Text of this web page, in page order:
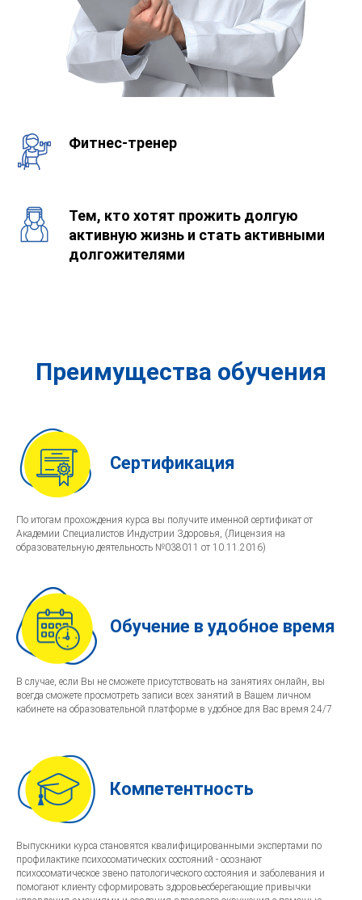
Фитнес-тренер
Тем, кто хотят прожить долгую
активную жизнь и стать активными
долгожителями
Преимущества обучения
Сертификация
По итогам прохождения курса вы получите именной сертификат от
Академии Специалистов Индустрии Здоровья, (Лицензия на
образовательную деятельность №038011 от 10.11.2016)
Обучение в удобное время
В случае, если Вы не сможете присутствовать на занятиях онлайн, вы
всегда сможете просмотреть записи всех занятий в Вашем личном
кабинете на образовательной платформе в удобное для Вас время 24/7
Компетентность
Выпускники курса становятся квалифицированными экспертами по
профилактике психосоматических состояний - осознают
психосоматическое звено патологического состояния и заболевания и
помогают клиенту сформировать здоровьесберегающие привычки